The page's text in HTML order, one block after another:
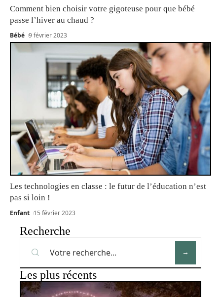
Comment bien choisir votre gigoteuse pour que bébé
passe l’hiver au chaud ?
Bébé 9 février 2023
Les technologies en classe : le futur de l’éducation n’est
pas si loin !
Enfant 15 février 2023
Recherche
Les plus récents